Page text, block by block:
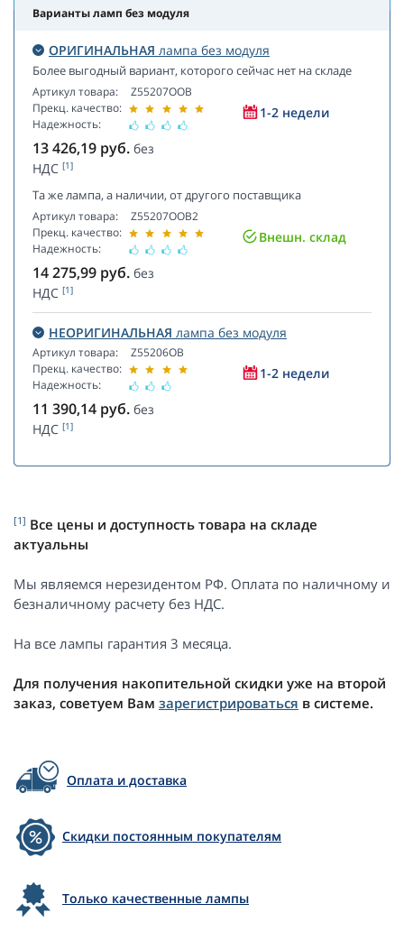
Варианты ламп без модуля
ОРИГИНАЛЬНАЯ лампа без модуля
Более выгодный вариант, которого сейчас нет на складе
Артикул товара:
Прекц. качество:
Надежность:
Z55207OOB
1-2 недели
13 426,19 руб. без
НДС [1]
Та же лампа, а наличии, от другого поставщика
Артикул товара:
Прекц. качество:
Надежность:
Z55207OOB2
Внешн. склад
14 275,99 руб. без
НДС [1]
НЕОРИГИНАЛЬНАЯ лампа без модуля
Артикул товара:
Прекц. качество:
Надежность:
Z55206OB
1-2 недели
11 390,14 руб. без
НДС [1]
[1] Все цены и доступность товара на складе
актуальны
Мы являемся нерезидентом РФ. Оплата по наличному и
безналичному расчету без НДС.
На все лампы гарантия 3 месяца.
Для получения накопительной скидки уже на второй
заказ, советуем Вам зарегистрироваться в системе.
Оплата и доставка
Скидки постоянным покупателям
Только качественные лампы